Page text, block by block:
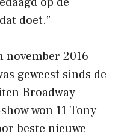
doet.”
november 2016
geweest sinds de
Broadway
won 11 Tony
beste nieuwe